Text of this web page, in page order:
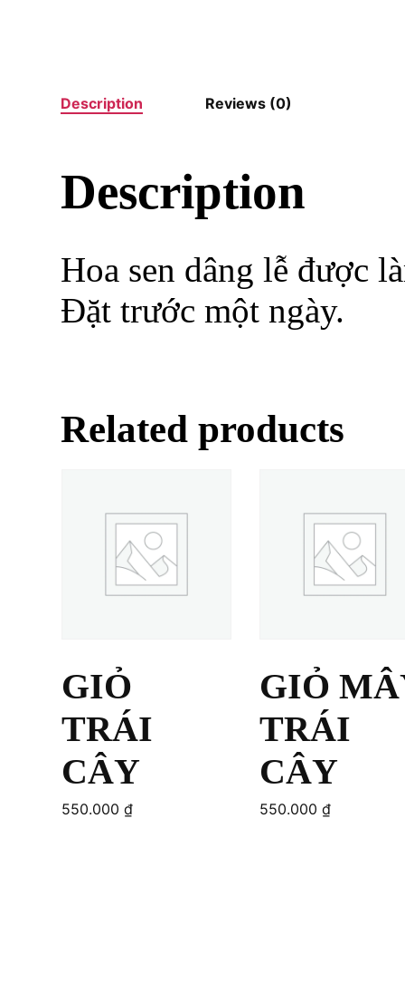
Description Reviews (0)
Description
Hoa sen dâng lễ được
Đặt trước một ngày.
Related products
GIỎ
TRÁI
CÂY
550.000 ₫
GIỎ
TRÁI
CÂY
550.000₫